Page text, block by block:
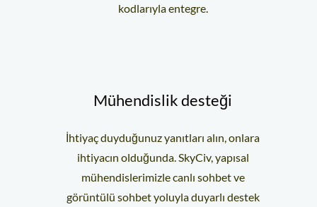
kodlarıyla entegre.
Mühendislik desteği
İhtiyaç duyduğunuz yanıtları alın, onlara
ihtiyacın olduğunda. SkyCiv, yapısal
mühendislerimizle canlı sohbet ve
görüntülü sohbet yoluyla duyarlı destek